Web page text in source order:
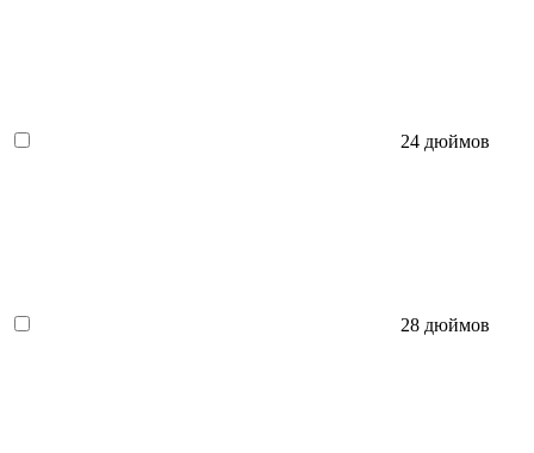
24 дюймов
28 дюймов